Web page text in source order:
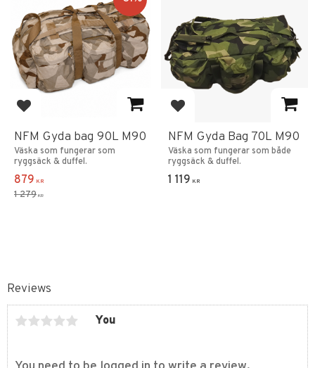
Reviews
You
Add to favorites
NFM Gyda bag 90L M90
Väska som fungerar som
ryggsäck & duffel.
879 KR
1 279 KR
Add to favorites
NFM Gyda Bag 70L M90
Väska som fungerar som både
ryggsäck & duffel.
1 119 KR